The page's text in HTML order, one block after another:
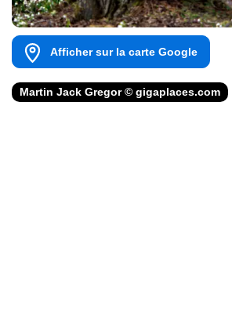
Afficher sur la carte Google
Martin Jack Gregor © gigaplaces.com